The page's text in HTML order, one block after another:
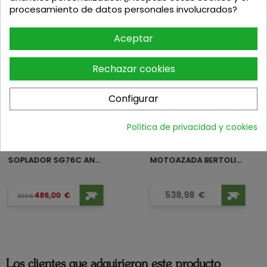
SOPLADOR SG76C ANOVA
Precio base
539€Precio
486,00 €
MOTOAZADA BERTOLINI 205S
Precio
538,98 €
Los clientes que adquirieron este producto
procesamiento de datos personales involucrados?
Aceptar
Rechazar cookies
Configurar
Política de privacidad y cookies